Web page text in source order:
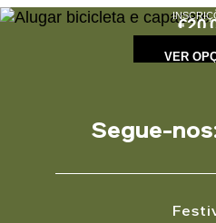
€
VER
Segue-